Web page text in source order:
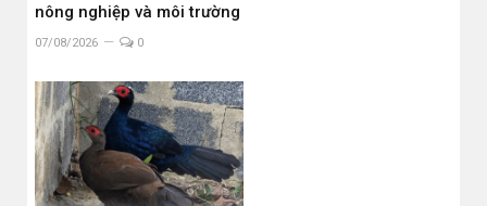
nông nghiệp và môi trường
07/08/2026 0